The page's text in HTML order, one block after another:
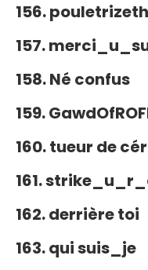
156.
157.
158. Né confus
159.
160. tueur de
161.
162. derrière toi
163. qui suis_je